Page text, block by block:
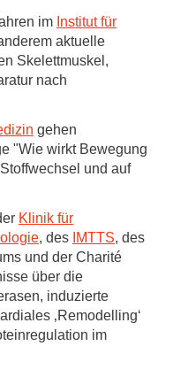
im Institut für
aktuelle
Skelettmuskel,
nach
gehen
"Wie wirkt Bewegung
und auf
Klinik für
, des IMTTS, des
und der Charité
über die
induzierte
‚Remodelling‘
im